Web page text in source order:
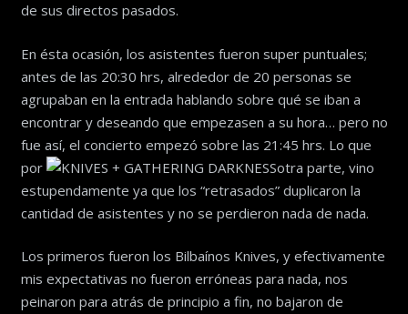
de sus directos pasados.
En ésta ocasión, los asistentes fueron super puntuales;
antes de las 20:30 hrs, alrededor de 20 personas se
agrupaban en la entrada hablando sobre qué se iban a
encontrar y deseando que empezasen a su hora… pero no
fue así, el concierto empezó sobre las 21:45 hrs. Lo que
por
otra parte, vino
estupendamente ya que los “retrasados” duplicaron la
cantidad de asistentes y no se perdieron nada de nada.
Los primeros fueron los Bilbaínos Knives, y efectivamente
mis expectativas no fueron erróneas para nada, nos
peinaron para atrás de principio a fin, no bajaron de